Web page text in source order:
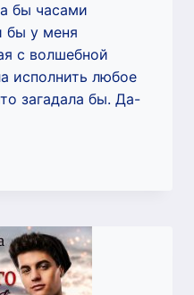
бы часами
бы у меня
с волшебной
исполнить любое
загадала бы. Да-